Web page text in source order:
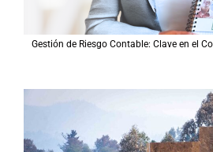
Gestión de Riesgo Contable: Clave en el